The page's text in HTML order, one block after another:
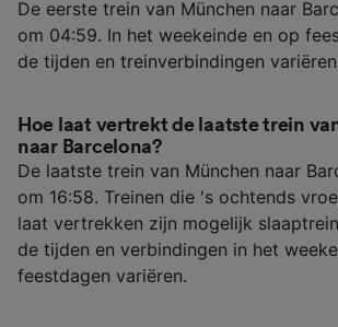
De eerste trein van München naar
om 04:59. In het weekeinde en op
de tijden en treinverbindingen
Hoe laat vertrekt de laatste trein
naar Barcelona?
De laatste trein van München naar
om 16:58. Treinen die 's ochtends
laat vertrekken zijn mogelijk
de tijden en verbindingen in het
feestdagen variëren.